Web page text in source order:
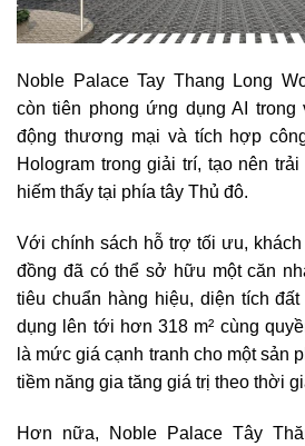
Noble Palace Tay Thang Long
còn tiên phong ứng dụng AI trong
động thương mại và tích hợp
Hologram trong giải trí, tạo nên
hiếm thấy tại phía tây Thủ đô.
Với chính sách hỗ trợ tối ưu,
đồng đã có thể sở hữu một căn
tiêu chuẩn hàng hiệu, diện tích
dụng lên tới hơn 318 m² cùng
là mức giá cạnh tranh cho một sản
tiềm năng gia tăng giá trị theo thời
Hơn nữa, Noble Palace Tây